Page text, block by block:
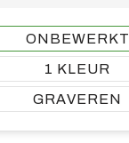
ONBEWERKT
1
GRAVEREN